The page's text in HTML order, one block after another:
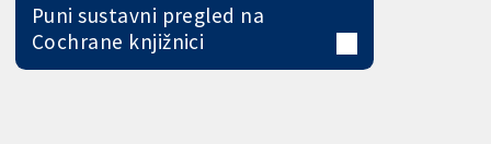
Puni sustavni pregled na
Cochrane knjižnici